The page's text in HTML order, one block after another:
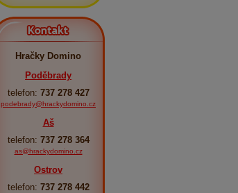
Kontakt
Hračky Domino
Poděbrady
telefon: 737 278 427
podebrady@hrackydomino.cz
Aš
telefon: 737 278 364
as@hrackydomino.cz
Ostrov
telefon: 737 278 442